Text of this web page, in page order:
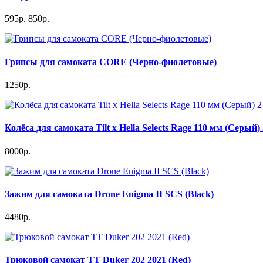
595р. 850р.
Грипсы для самоката CORE (Черно-фиолетовые)
1250р.
Колёсa для самоката Tilt x Hella Selects Rage 110 мм
8000р.
Зажим для самоката Drone Enigma II SCS (Black)
4480р.
Трюковой самокат TT Duker 202 2021 (Red)